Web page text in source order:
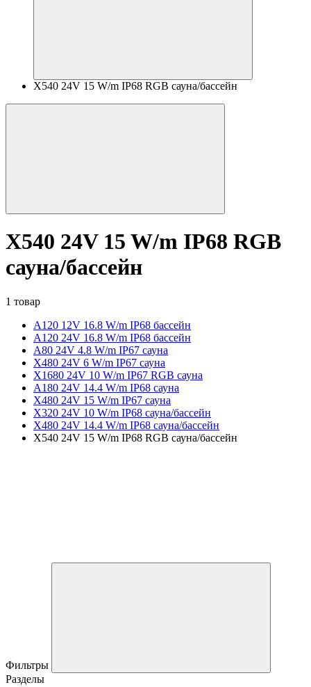
X540 24V 15 W/m IP68 RGB сауна/бассейн
X540 24V 15 W/m IP68 RGB
сауна/бассейн
1 товар
A120 12V 16.8 W/m IP68 бассейн
A120 24V 16.8 W/m IP68 бассейн
A80 24V 4.8 W/m IP67 сауна
X480 24V 6 W/m IP67 сауна
X1680 24V 10 W/m IP67 RGB сауна
A180 24V 14.4 W/m IP68 сауна
X480 24V 15 W/m IP67 сауна
X320 24V 10 W/m IP68 сауна/бассейн
X480 24V 14.4 W/m IP68 сауна/бассейн
X540 24V 15 W/m IP68 RGB сауна/бассейн
Фильтры
Разделы